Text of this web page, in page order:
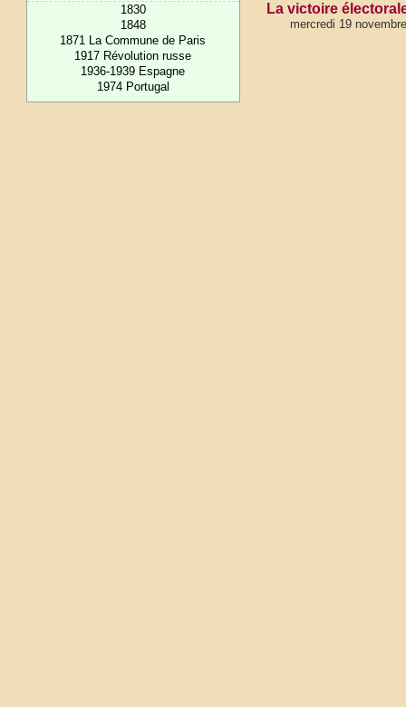
1830
1848
1871 La Commune de Paris
1917 Révolution russe
1936-1939 Espagne
1974 Portugal
La victoire
mercredi 19